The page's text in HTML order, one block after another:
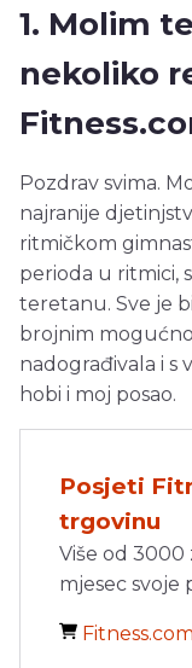
1. Molim
nekoliko
Pozdrav svima.
najranije
ritmičkom
perioda u ritmici,
teretanu. Sve je
brojnim
nadograđivala i s
hobi i moj posao.
Posjeti
trgovinu
Više od 3000
mjesec svoje